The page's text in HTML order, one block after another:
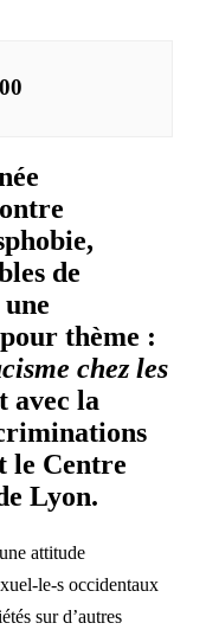
de
thème :
chez les
avec la
le Centre
Lyon.
attitude
le-s occidentaux
sur d’autres